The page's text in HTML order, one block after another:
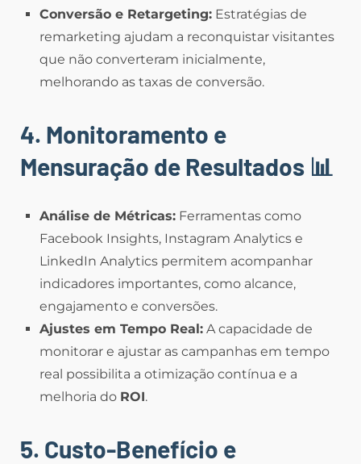
Conversão e Retargeting: Estratégias de
remarketing ajudam a reconquistar visitantes
que não converteram inicialmente,
melhorando as taxas de conversão.
4. Monitoramento e
Mensuração de Resultados 📊
Análise de Métricas: Ferramentas como
Facebook Insights, Instagram Analytics e
LinkedIn Analytics permitem acompanhar
indicadores importantes, como alcance,
engajamento e conversões.
Ajustes em Tempo Real: A capacidade de
monitorar e ajustar as campanhas em tempo
real possibilita a otimização contínua e a
melhoria do ROI.
5. Custo-Benefício e